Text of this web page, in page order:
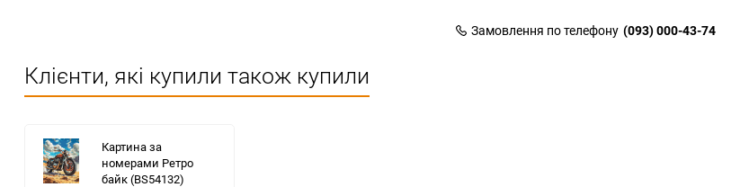
Замовлення по телефону (093) 000-43-74
Клієнти, які купили також купили
Картина за
номерами Ретро
байк (BS54132)